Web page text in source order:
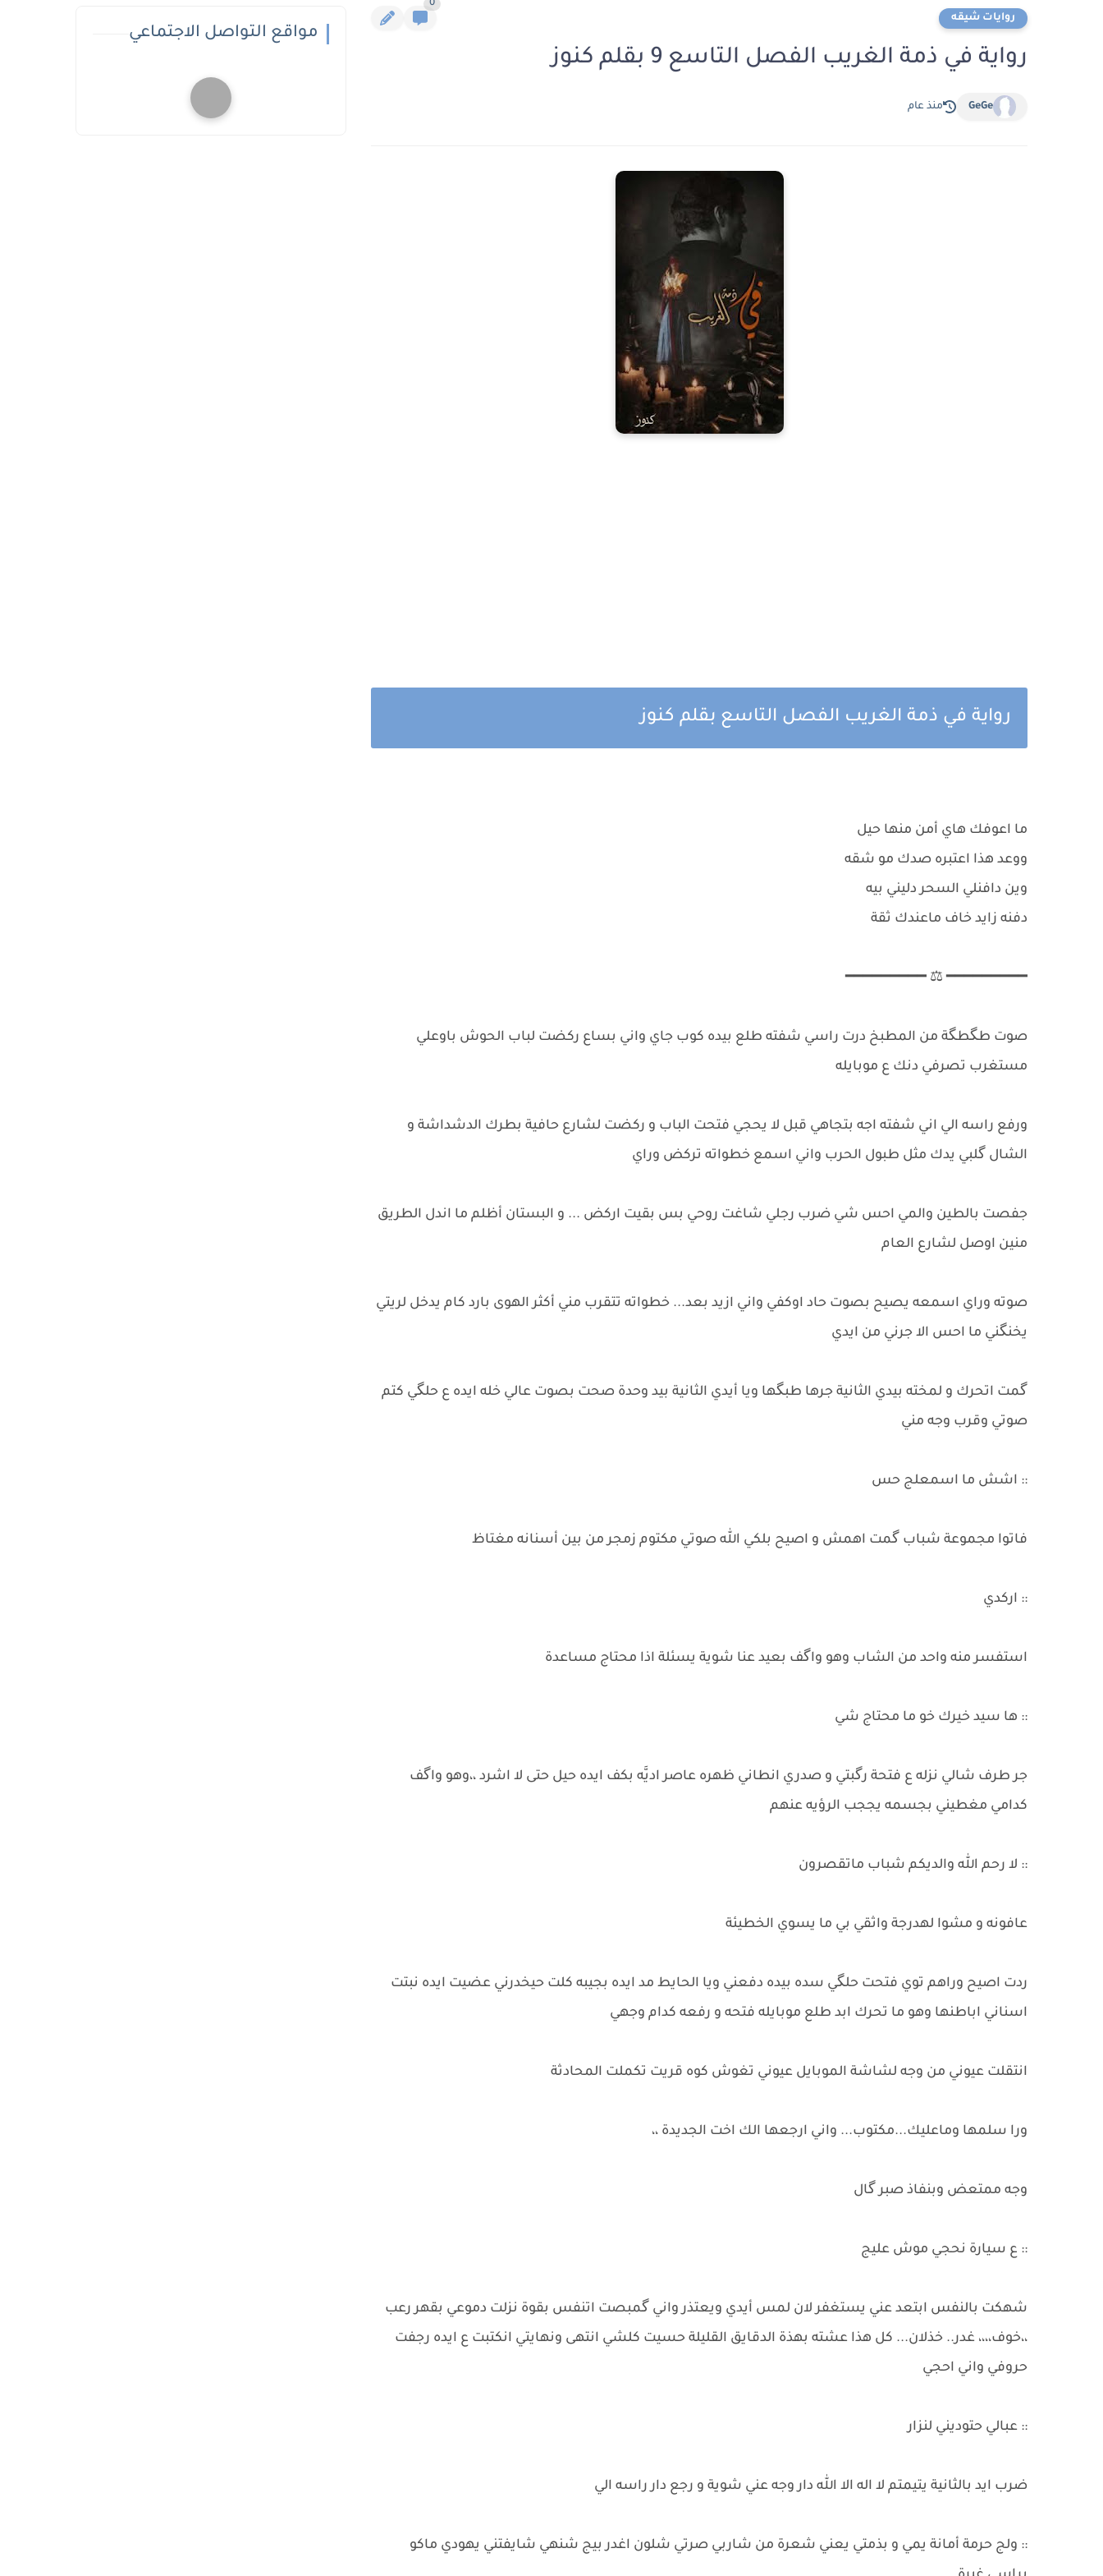
روايات شيقه
0
رواية في ذمة الغريب الفصل التاسع 9 بقلم كنوز
GeGe منذ عام
رواية في ذمة الغريب الفصل التاسع بقلم كنوز
ما اعوفك هاي أمن منها حيل
ووعد هذا اعتبره صدك مو شقه
وين دافنلي السحر دليني بيه
دفنه زايد خاف ماعندك ثقة
━━━━━━━━━ ⚖ ━━━━━━━━━
صوت طگطگة من المطبخ درت راسي شفته طلع بيده كوب جاي واني بساع ركضت لباب الحوش باوعلي
مستغرب تصرفي دنك ع موبايله
ورفع راسه الي اني شفته اجه بتجاهي قبل لا يحجي فتحت الباب و ركضت لشارع حافية بطرك الدشداشة و
الشال گلبي يدك مثل طبول الحرب واني اسمع خطواته تركض وراي
جفصت بالطين والمي احس شي ضرب رجلي شاغت روحي بس بقيت اركض ... و البستان أظلم ما اندل الطريق
منين اوصل لشارع العام
صوته وراي اسمعه يصيح بصوت حاد اوكفي واني ازيد بعد... خطواته تتقرب مني أكثر الهوى بارد كام يدخل لريتي
يخنگني ما احس الا جرني من ايدي
گمت اتحرك و لمخته بيدي الثانية جرها طبگها ويا أيدي الثانية بيد وحدة صحت بصوت عالي خله ايده ع حلگي كتم
صوتي وقرب وجه مني
:: اشش ما اسمعلج حس
فاتوا مجموعة شباب گمت اهمش و اصيح بلكي الله صوتي مكتوم زمجر من بين أسنانه مغتاظ
:: اركدي
استفسر منه واحد من الشاب وهو واگف بعيد عنا شوية يسئلة اذا محتاج مساعدة
:: ها سيد خيرك خو ما محتاج شي
جر طرف شالي نزله ع فتحة رگبتي و صدري انطاني ظهره عاصر اديَّه بكف ايده حيل حتى لا اشرد ،،وهو واگف
كدامي مغطيني بجسمه يججب الرؤيه عنهم
:: لا رحم الله والديكم شباب ماتقصرون
عافونه و مشوا لهدرجة واثقي بي ما يسوي الخطيئة
ردت اصيح وراهم توي فتحت حلگي سده بيده دفعني ويا الحايط مد ايده بجيبه كلت حيخدرني عضيت ايده نبتت
اسناني اباطنها وهو ما تحرك ابد طلع موبايله فتحه و رفعه كدام وجهي
انتقلت عيوني من وجه لشاشة الموبايل عيوني تغوش كوه قريت تكملت المحادثة
ورا سلمها وماعليك...مكتوب... واني ارجعها الك اخت الجديدة ،،
وجه ممتعض وبنفاذ صبر گال
:: ع سيارة نحجي موش عليج
شهكت بالنفس ابتعد عني يستغفر لان لمس أيدي ويعتذر واني گمبصت اتنفس بقوة نزلت دموعي بقهر رعب
،،خوف،،،، غدر.. خذلان... كل هذا عشته بهذة الدقايق القليلة حسيت كلشي انتهى ونهايتي انكتبت ع ايده رجفت
حروفي واني احجي
:: عبالي حتوديني لنزار
ضرب ايد بالثانية يتيمتم لا اله الا الله دار وجه عني شوية و رجع دار راسه الي
:: ولج حرمة أمانة يمي و بذمتي يعني شعرة من شاربي صرتي شلون اغدر بيج شنهي شايفتني يهودي ماكو
مواقع التواصل الاجتماعي